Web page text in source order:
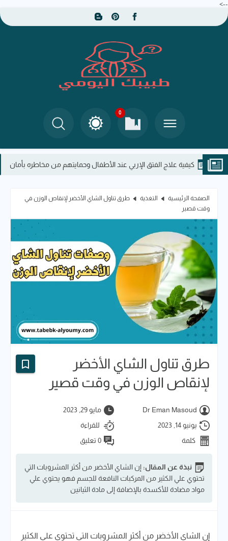
-->
0
كيفية علاج الفتق الإربي عند الأطفال وحمايتهم من مخاطره بأمان
الصفحة الرئيسية التغذية
طرق تناول الشاي الأخضر لإنقاص الوزن في
وقت قصير
طرق تناول الشاي الأخضر
لإنقاص الوزن في وقت قصير
Dr Eman Masoud
مايو 29, 2023
يونيو 14, 2023
للقراءة
كلمة
0 تعليق
نبذة عن المقال: إن الشاي الأخضر من أكثر المشروبات التي
تحتوي علي الكثير من المركبات النافعة للجسم فهو يحتوي علي
مواد مضادة للأكسدة بالإضافة إلى مادة الثيانين
إن الشاي الأخضر من أكثر المشروبات التي تحتوي علي الكثير